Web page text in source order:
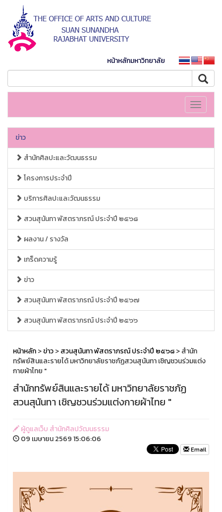
หน้าหลักมหาวิทยาลัย
Toggle
ข่าว
สำนักศิลปะและวัฒนธรรม
โครงการประจำปี
บริการศิลปะและวัฒนธรรม
สวนสุนันทา พัสตราภรณ์ ประจำปี ๒๕๖๘
ผลงาน / รางวัล
เกร็ดความรู้
ข่าว
สวนสุนันทา พัสตราภรณ์ ประจำปี ๒๕๖๗
สวนสุนันทา พัสตราภรณ์ ประจำปี ๒๕๖๖
หน้าหลัก>ข่าว>สวนสุนันทา พัสตราภรณ์ ประจำปี ๒๕๖๘> สำนัก
ทรัพย์สินและรายได้ มหาวิทยาลัยราชภัฏสวนสุนันทา เชิญชวนร่วมแต่ง
กายผ้าไทย "
สำนักทรัพย์สินและรายได้ มหาวิทยาลัยราชภัฏ
สวนสุนันทา เชิญชวนร่วมแต่งกายผ้าไทย "
ผู้ดูแลเว็บ สำนักศิลปวัฒนธรรม
09 เมษายน 2569 15:06:06
Email